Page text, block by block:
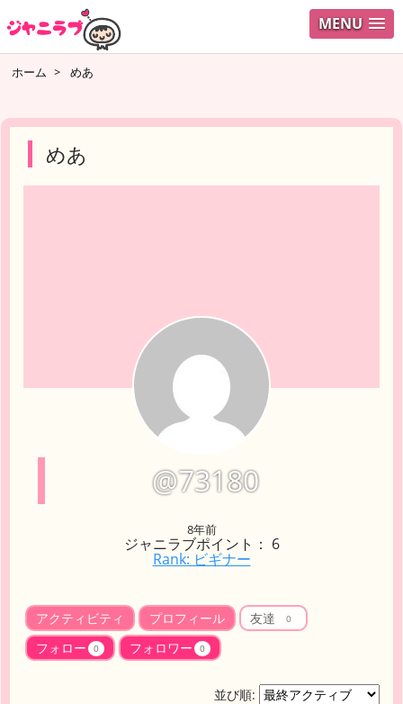
MENU ログイ
ホーム > めあ
めあ
@73180
8年前
ジャニラブポイント： 6
Rank: ビギナー
アクティビティ プロフィール 友達 0
フォロー 0 フォロワー 0
並び順: